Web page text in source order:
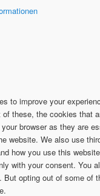
to improve your
these, the cookies that
browser as they are
website. We also use
how you use this
with your consent. You
But opting out of some of